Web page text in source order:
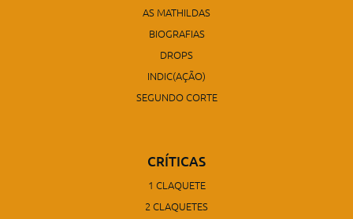
AS MATHILDAS
BIOGRAFIAS
DROPS
INDIC(AÇÃO)
SEGUNDO CORTE
CRÍTICAS
1 CLAQUETE
2 CLAQUETES